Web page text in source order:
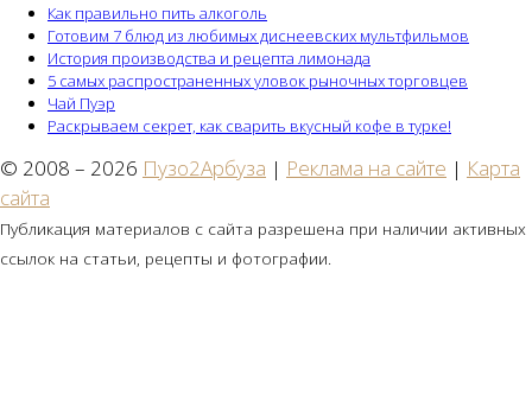
Как правильно пить алкоголь
Готовим 7 блюд из любимых диснеевских мультфильмов
История производства и рецепта лимонада
5 самых распространенных уловок рыночных торговцев
Чай Пуэр
Раскрываем секрет, как сварить вкусный кофе в турке!
© 2008 – 2026 Пузо2Арбуза | Реклама на сайте | Карта
сайта
Публикация материалов с сайта разрешена при наличии активных
ссылок на статьи, рецепты и фотографии.